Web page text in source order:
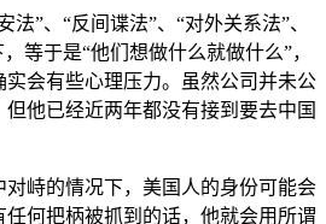
法”、“反间谍法”、“对外关系法”、
，等于是“他们想做什么就做什么”，
会有些心理压力。虽然公司并未公
他已经近两年都没有接到要去中国
峙的情况下，美国人的身份可能会
任何把柄被抓到的话，他就会用所谓